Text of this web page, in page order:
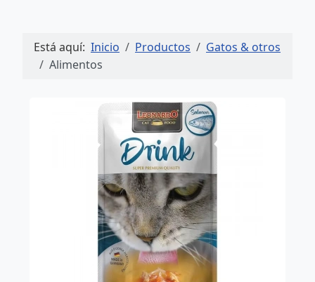
Está aquí: Inicio Productos
Gatos & otros
Alimentos